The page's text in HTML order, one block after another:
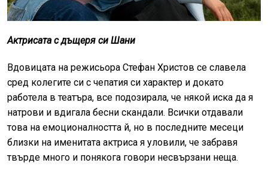
Актрисата с дъщеря си Шани
Вдовицата на режисьора Стефан Христов се славела
сред колегите си с чепатия си характер и докато
работела в театъра, все подозирала, че някой иска да я
натрови и вдигала бесни скандали. Всички отдавали
това на емоционалността й, но в последните месеци
близки на именитата актриса я уловили, че забравя
твърде много и понякога говори несвързани неща.